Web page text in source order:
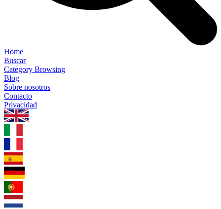
Home
Buscar
Category Browsing
Blog
Sobre nosotros
Contacto
Privacidad